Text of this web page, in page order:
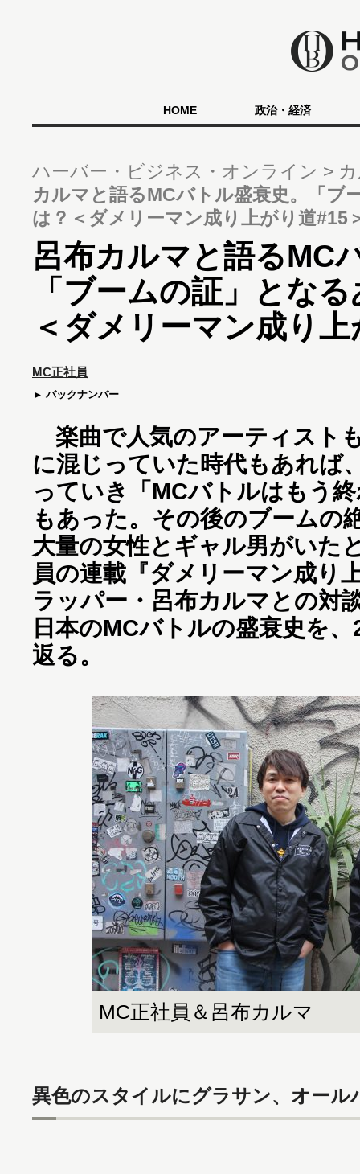
HOME 政治・経済
ハーバー・ビジネス・オンライン
カルマと語るMCバトル盛衰史。「ブ
は？＜ダメリーマン成り上がり道#15
呂布カルマと語るMC
「ブームの証」とな
＜ダメリーマン成り
MC正社員
バックナンバー
楽曲で人気のアーティスト
に混じっていた時代もあれば
っていき「MCバトルはもう
もあった。その後のブームの
大量の女性とギャル男がいた
員の連載『ダメリーマン成り
ラッパー・呂布カルマとの対
日本のMCバトルの盛衰史を
返る。
MC正社員＆呂布カルマ
異色のスタイルにグラサン、オール